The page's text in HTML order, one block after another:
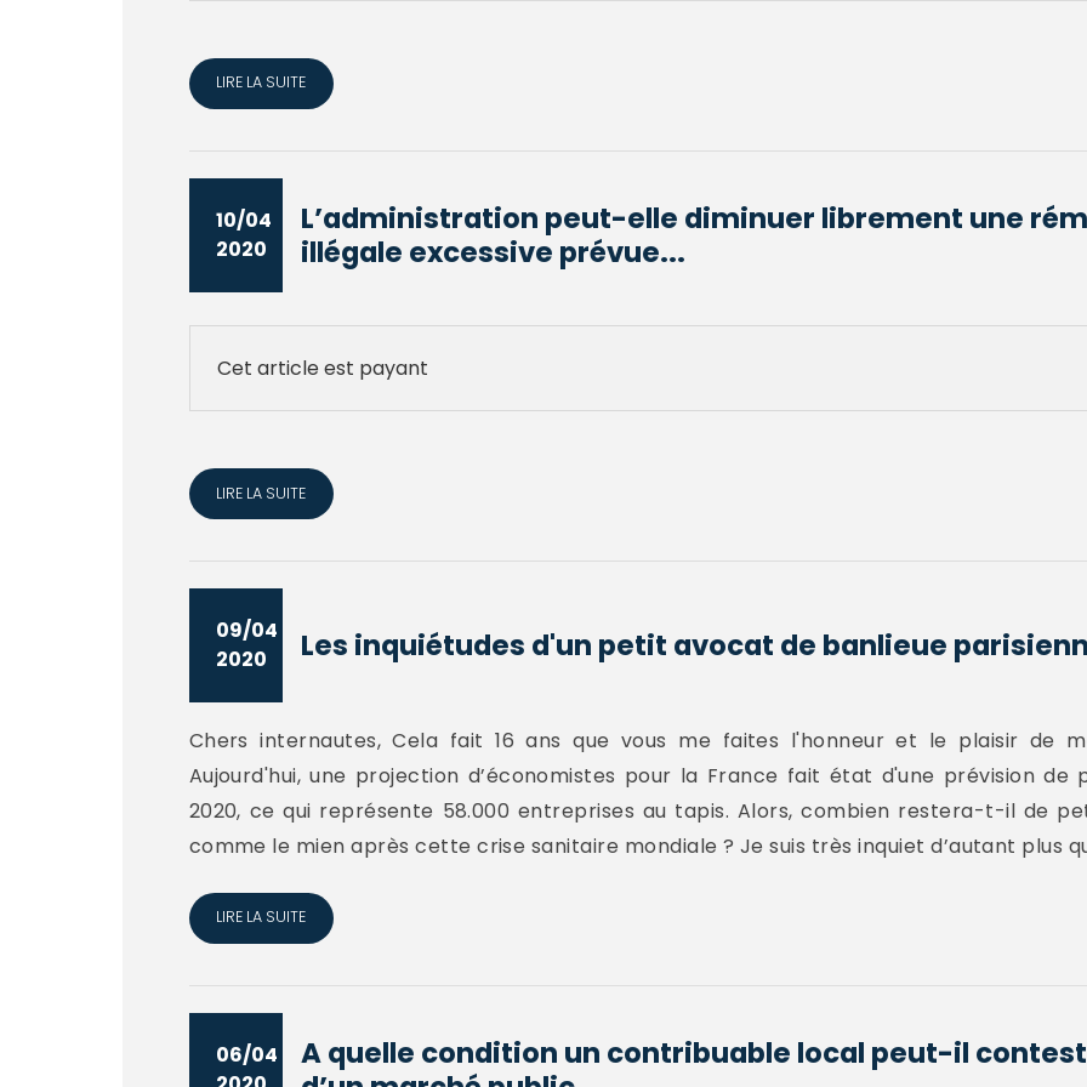
LIRE LA SUITE
10/04
2020
L’administration peut-elle diminuer librement une
illégale excessive prévue...
Cet article est payant
LIRE LA SUITE
09/04
2020
Les inquiétudes d'un petit avocat de banlieue
Chers internautes, Cela fait 16 ans que vous me faites l'honneur et le plaisir de
Aujourd'hui, une projection d’économistes pour la France fait état d'une prévision de
2020, ce qui représente 58.000 entreprises au tapis. Alors, combien restera-t-il de
comme le mien après cette crise sanitaire mondiale ? Je suis très inquiet d’autant plus
LIRE LA SUITE
06/04
A quelle condition un contribuable local peut-il